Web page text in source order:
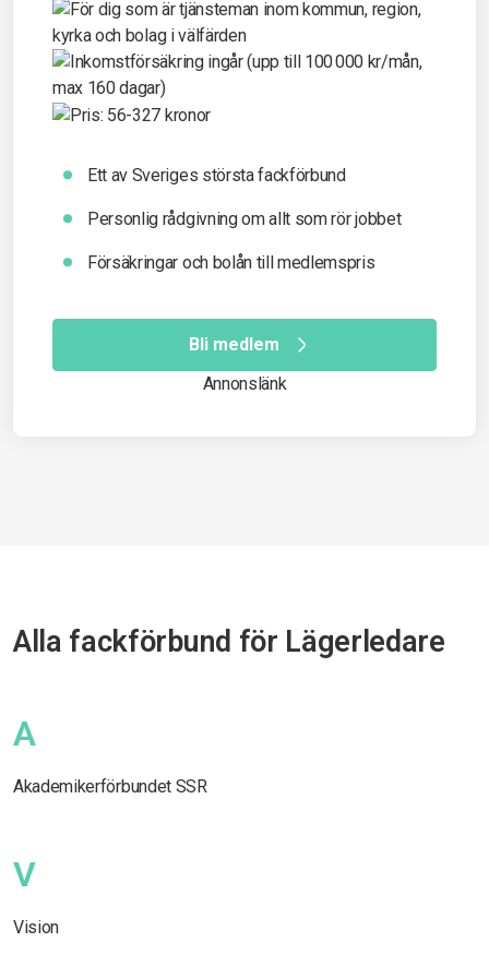
Ett av Sveriges största fackförbund
Personlig rådgivning om allt som rör jobbet
Försäkringar och bolån till medlemspris
Bli medlem
Annonslänk
Alla fackförbund för Lägerledare
A
Akademikerförbundet SSR
V
Vision